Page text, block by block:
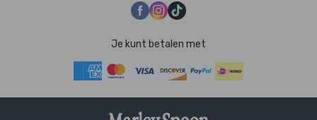
Je kunt betalen met